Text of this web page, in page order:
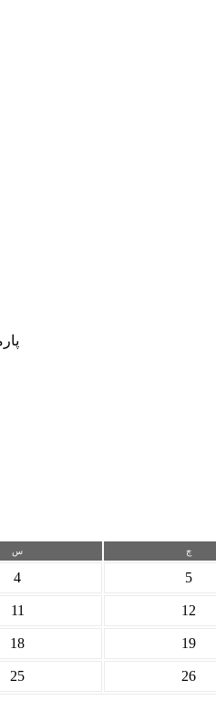
س چ
4 5
11 12
18 19
25 26